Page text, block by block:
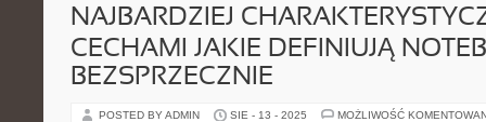
NAJBARDZIEJ
CECHAMI JAKIE DEFINIUJĄ
BEZSPRZECZNIE
POSTED BY ADMIN SIE - 13 - 2025 MOŻLIWOŚĆ